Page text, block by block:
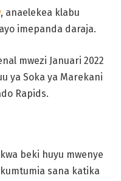
, anaelekea klabu
imepanda daraja.
mwezi Januari 2022
ya Soka ya Marekani
Rapids.
beki huyu mwenye
sana katika